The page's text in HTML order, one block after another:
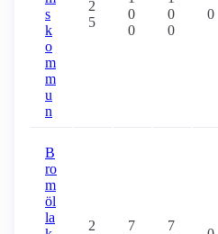
s
k
o
m
m
u
n
2
5
0
0
0
0
0
B
ro
m
öl
la
2
7
7